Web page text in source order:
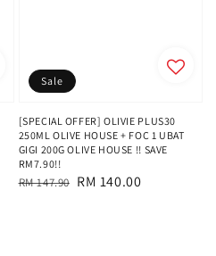
Sale
[SPECIAL OFFER] OLIVIE PLUS30
250ML OLIVE HOUSE + FOC 1 UBAT
GIGI 200G OLIVE HOUSE !! SAVE
RM7.90!!
Regular
RM 147.90 Sale
RM 140.00